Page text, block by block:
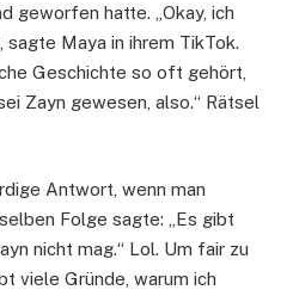
geworfen hatte. „Okay, ich
sagte Maya in ihrem TikTok.
Geschichte so oft gehört,
Zayn gewesen, also.“ Rätsel
Antwort, wenn man
Folge sagte: „Es gibt
nicht mag.“ Lol. Um fair zu
viele Gründe, warum ich